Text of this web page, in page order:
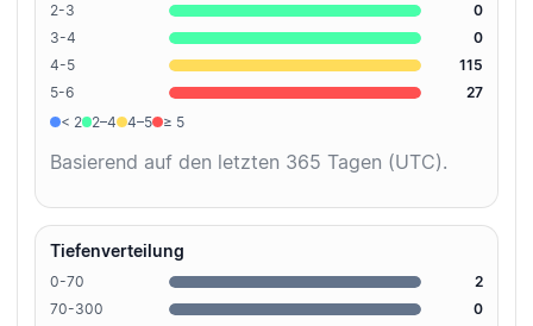
2-3
0
3-4
0
4-5
115
5-6
27
< 2
2–4 4–5 ≥ 5
Basierend auf den letzten 365 Tagen (UTC).
Tiefenverteilung
0-70
2
70-300
0